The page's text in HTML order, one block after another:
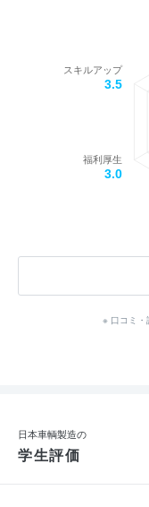
福利厚生
3.0
スキルアップ
3.5
※ 口コミ・
日本車輌製造の
学生評価